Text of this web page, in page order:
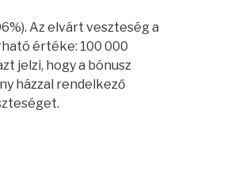
Az elvárt veszteség a
értéke: 100 000
jelzi, hogy a bónusz
házzal rendelkező